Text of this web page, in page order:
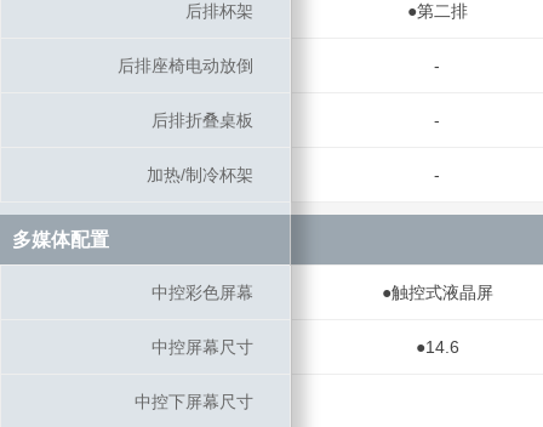
后排杯架 ●第二排
后排座椅电动放倒 -
后排折叠桌板 -
加热/制冷杯架 -
多媒体配置
中控彩色屏幕 ●触控式液晶屏
中控屏幕尺寸 ●14.6
中控下屏幕尺寸
后排杯架
后排座椅电动放倒
后排折叠桌板
加热/制冷杯架
多媒体配置
中控彩色屏幕
中控屏幕尺寸
中控下屏幕尺寸